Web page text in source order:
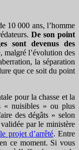
10 000 ans, l’homme
De son point
sont devenus des
malgré l’évolution des
la séparation
que ce soit du point
pour la chasse et la
« nuisibles » ou plus
des dégâts » selon
par le ministère
projet d’arrêté. Entre
ce moment. Si vous